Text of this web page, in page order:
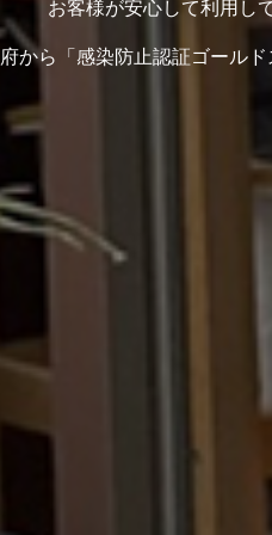
お客様が安心して利用し
から「感染防止認証ゴール